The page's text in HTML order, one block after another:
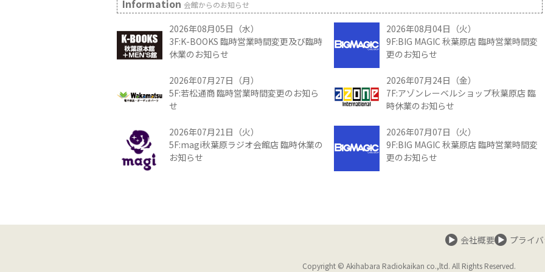
Information 会館からのお知らせ
2026年08月05日（水）
3F:K-BOOKS 臨時営業時間変更及び臨時
休業のお知らせ
2026年08月04日（火）
9F:BIG MAGIC 秋葉原店 臨時営業時間変
更のお知らせ
2026年07月27日（月）
5F:若松通商 臨時営業時間変更のお知ら
せ
2026年07月24日（金）
7F:アゾンレーベルショップ秋葉原店 臨
時休業のお知らせ
2026年07月21日（火）
5F:magi秋葉原ラジオ会館店 臨時休業の
お知らせ
2026年07月07日（火）
9F:BIG MAGIC 秋葉原店 臨時営業時間変
更のお知らせ
会社概要 プライ
Copyright © Akihabara Radiokaikan co.,ltd. All Rights Reserved.